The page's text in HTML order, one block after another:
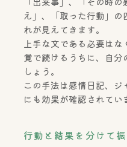
え」、「取った行動」
れが見えてきます。
上手な文である必要は
覚で続けるうちに、自
しょう。
この手法は感情日記、
にも効果が確認されてい
行動と結果を分けて